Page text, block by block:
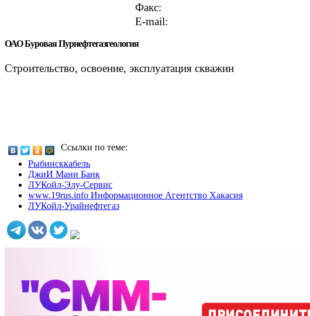
Факс:
E-mail:
ОАО Буровая Пурнефтегазгеология
Строительство, освоение, эксплуатация скважин
Ссылки по теме:
Рыбинсккабель
ДжиИ Мани Банк
ЛУКойл-Элу-Сервис
www.19rus.info Информационное Агентство Хакасия
ЛУКойл-Урайнефтегаз